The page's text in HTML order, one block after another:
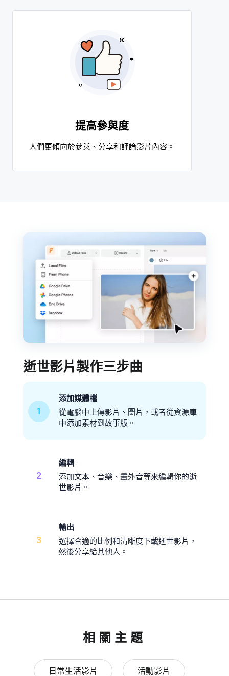
提高參與度
人們更傾向於參與、分享和評論影片內容。
逝世影片製作三步曲
1
添加媒體檔
從電腦中上傳影片、圖片，或者從資源庫
中添加素材到故事版。
2
編輯
添加文本、音樂、畫外音等來編輯你的逝
世影片。
3
輸出
選擇合適的比例和清晰度下載逝世影片，
然後分享給其他人。
相關主題
日常生活影片 活動影片